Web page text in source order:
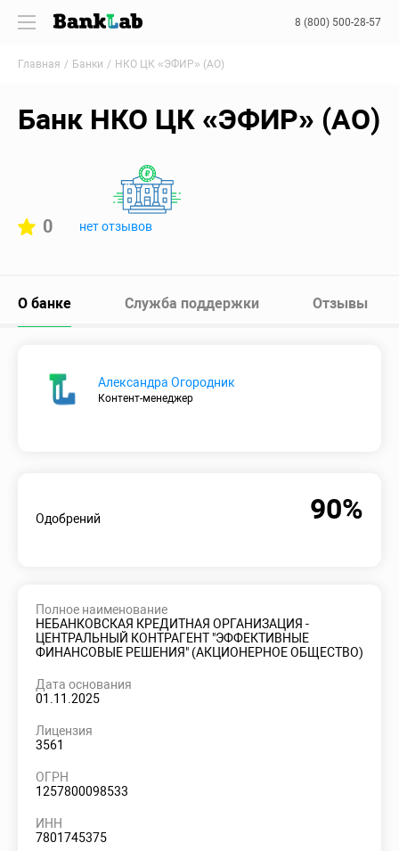
8 (800) 500-28-57
Главная Банки НКО ЦК «ЭФИР» (АО)
Банк НКО ЦК «ЭФИР» (АО)
0 нет отзывов
О банке Служба поддержки Отзывы
Александра Огородник
Контент-менеджер
Одобрений 90%
Полное наименование
НЕБАНКОВСКАЯ КРЕДИТНАЯ ОРГАНИЗАЦИЯ -
ЦЕНТРАЛЬНЫЙ КОНТРАГЕНТ "ЭФФЕКТИВНЫЕ
ФИНАНСОВЫЕ РЕШЕНИЯ" (АКЦИОНЕРНОЕ ОБЩЕСТВО)
Дата основания
01.11.2025
Лицензия
3561
ОГРН
1257800098533
ИНН
7801745375